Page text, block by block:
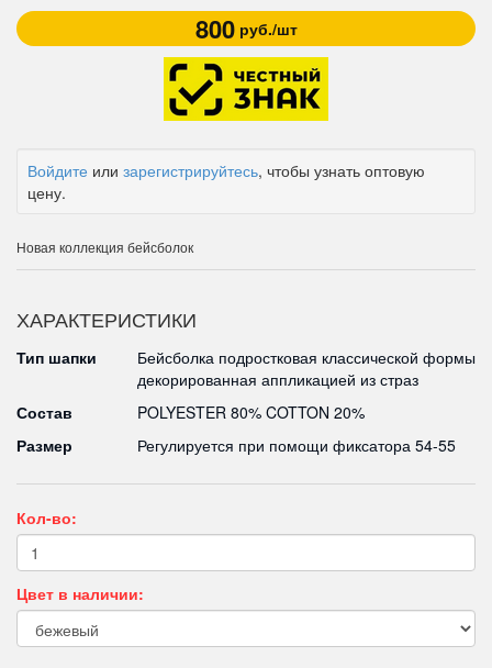
800руб./шт
Войдите или зарегистрируйтесь, чтобы узнать оптовую
цену.
Новая коллекция бейсболок
ХАРАКТЕРИСТИКИ
Тип шапки
Бейсболка подростковая классической формы
декорированная аппликацией из страз
Состав
POLYESTER 80% COTTON 20%
Размер
Регулируется при помощи фиксатора 54-55
Кол-во:
Цвет в наличии: